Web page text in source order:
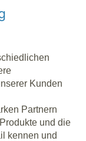
Kunden
Partnern
und die
kennen und